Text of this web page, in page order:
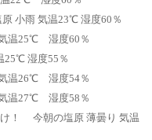
小雨 気温23℃ 湿度60％
温25℃ 湿度60％
25℃ 湿度55％
温26℃ 湿度54％
温27℃ 湿度58％
け！ 今朝の塩原 薄曇り 気温